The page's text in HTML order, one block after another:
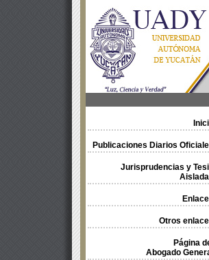
Publicaciones Diarios
Jurisprudencias y
Otros
Página
Abogado